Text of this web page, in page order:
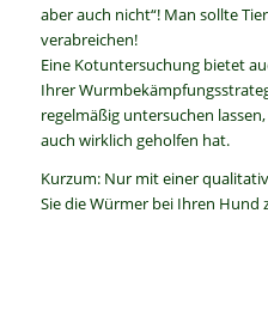
aber auch nicht“! Man sollte
verabreichen!
Eine Kotuntersuchung bietet
Ihrer
regelmäßig untersuchen
auch wirklich geholfen hat.
Kurzum: Nur mit einer
Sie die Würmer bei Ihren Hund